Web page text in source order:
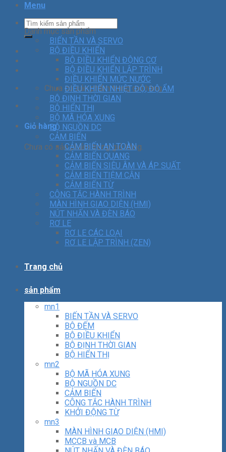
Menu
Chưa có sản phẩm trong giỏ hàng.
Giỏ hàng
Chưa có sản phẩm trong giỏ hàng.
Danh mục sản phẩm
BIẾN TẦN VÀ SERVO
BỘ ĐIỀU KHIỂN
BỘ ĐIỀU KHIỂN ĐỘNG CƠ
BỘ ĐIỀU KHIỂN LẬP TRÌNH
ĐIỀU KHIỂN MỨC NƯỚC
ĐIỀU KHIỂN NHIỆT ĐỘ, ĐỘ ẨM
BỘ ĐỊNH THỜI GIAN
BỘ HIỂN THỊ
BỘ MÃ HÓA XUNG
BỘ NGUỒN DC
CẢM BIẾN
CẢM BIẾN AN TOÀN
CẢM BIẾN QUANG
CẢM BIẾN SIÊU ÂM VÀ ÁP SUẤT
CẢM BIẾN TIỆM CẬN
CẢM BIẾN TỪ
CÔNG TẮC HÀNH TRÌNH
MÀN HÌNH GIAO DIỆN (HMI)
NÚT NHẤN VÀ ĐÈN BÁO
RƠ LE
RƠ LE CÁC LOẠI
RƠ LE LẬP TRÌNH (ZEN)
Trang chủ
sản phẩm
mn1
BIẾN TẦN VÀ SERVO
BỘ ĐẾM
BỘ ĐIỀU KHIỂN
BỘ ĐỊNH THỜI GIAN
BỘ HIỂN THỊ
mn2
BỘ MÃ HÓA XUNG
BỘ NGUỒN DC
CẢM BIẾN
CÔNG TẮC HÀNH TRÌNH
KHỞI ĐỘNG TỪ
mn3
MÀN HÌNH GIAO DIỆN (HMI)
MCCB và MCB